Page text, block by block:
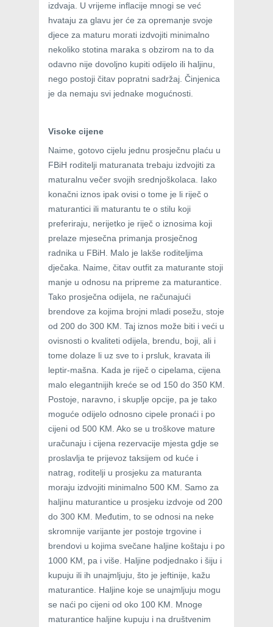
izdvaja. U vrijeme inflacije mnogi se već
hvataju za glavu jer će za opremanje svoje
djece za maturu morati izdvojiti minimalno
nekoliko stotina maraka s obzirom na to da
odavno nije dovoljno kupiti odijelo ili haljinu,
nego postoji čitav popratni sadržaj. Činjenica
je da nemaju svi jednake mogućnosti.
Visoke cijene
Naime, gotovo cijelu jednu prosječnu plaću u
FBiH roditelji maturanata trebaju izdvojiti za
maturalnu večer svojih srednjoškolaca. Iako
konačni iznos ipak ovisi o tome je li riječ o
maturantici ili maturantu te o stilu koji
preferiraju, nerijetko je riječ o iznosima koji
prelaze mjesečna primanja prosječnog
radnika u FBiH. Malo je lakše roditeljima
dječaka. Naime, čitav outfit za maturante stoji
manje u odnosu na pripreme za maturantice.
Tako prosječna odijela, ne računajući
brendove za kojima brojni mladi posežu, stoje
od 200 do 300 KM. Taj iznos može biti i veći u
ovisnosti o kvaliteti odijela, brendu, boji, ali i
tome dolaze li uz sve to i prsluk, kravata ili
leptir-mašna. Kada je riječ o cipelama, cijena
malo elegantnijih kreće se od 150 do 350 KM.
Postoje, naravno, i skuplje opcije, pa je tako
moguće odijelo odnosno cipele pronaći i po
cijeni od 500 KM. Ako se u troškove mature
uračunaju i cijena rezervacije mjesta gdje se
proslavlja te prijevoz taksijem od kuće i
natrag, roditelji u prosjeku za maturanta
moraju izdvojiti minimalno 500 KM. Samo za
haljinu maturantice u prosjeku izdvoje od 200
do 300 KM. Međutim, to se odnosi na neke
skromnije varijante jer postoje trgovine i
brendovi u kojima svečane haljine koštaju i po
1000 KM, pa i više. Haljine podjednako i šiju i
kupuju ili ih unajmljuju, što je jeftinije, kažu
maturantice. Haljine koje se unajmljuju mogu
se naći po cijeni od oko 100 KM. Mnoge
maturantice haljine kupuju i na društvenim